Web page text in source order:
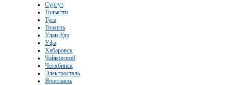
Сургут
Тольятти
Тула
Тюмень
Улан-Удэ
Уфа
Хабаровск
Чайковский
Челябинск
Электросталь
Ярославль